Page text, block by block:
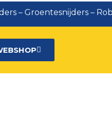
– Groentesnijders –